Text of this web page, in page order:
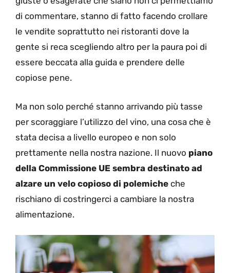
di commentare, stanno di fatto facendo crollare
le vendite soprattutto nei ristoranti dove la
gente si reca scegliendo altro per la paura poi di
essere beccata alla guida e prendere delle
copiose pene.
Ma non solo perché stanno arrivando più tasse
per scoraggiare l’utilizzo del vino, una cosa che è
stata decisa a livello europeo e non solo
prettamente nella nostra nazione. Il nuovo piano
della Commissione UE sembra destinato ad
alzare un velo copioso di polemiche che
rischiano di costringerci a cambiare la nostra
alimentazione.